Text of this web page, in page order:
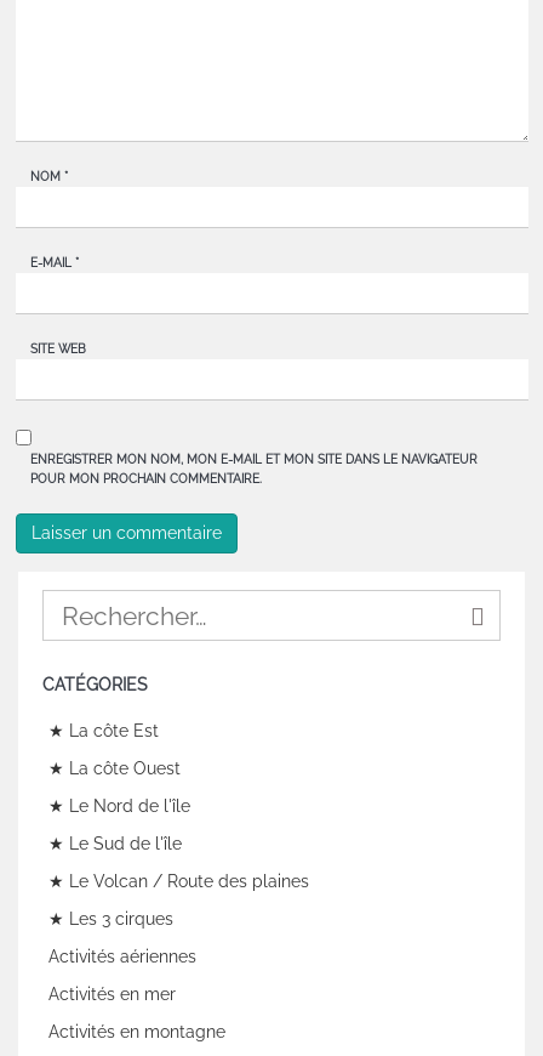
NOM *
E-MAIL *
SITE WEB
ENREGISTRER MON NOM, MON E-MAIL ET MON SITE DANS LE NAVIGATEUR
POUR MON PROCHAIN COMMENTAIRE.
CATÉGORIES
★ La côte Est
★ La côte Ouest
★ Le Nord de l'île
★ Le Sud de l'île
★ Le Volcan / Route des plaines
★ Les 3 cirques
Activités aériennes
Activités en mer
Activités en montagne